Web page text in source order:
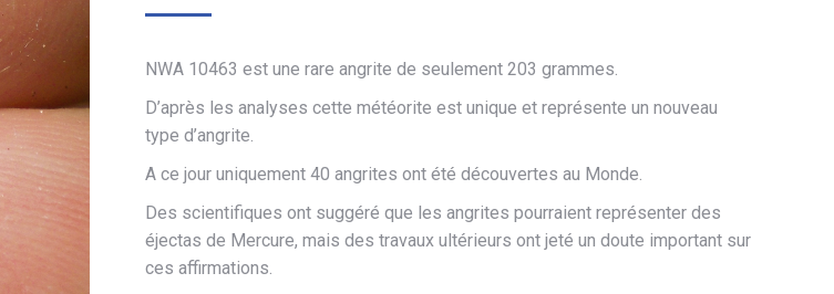
NWA 10463 est une rare angrite de seulement 203 grammes.
D’après les analyses cette météorite est unique et représente un nouveau
type d’angrite.
A ce jour uniquement 40 angrites ont été découvertes au Monde.
Des scientifiques ont suggéré que les angrites pourraient représenter des
éjectas de Mercure, mais des travaux ultérieurs ont jeté un doute important sur
ces affirmations.